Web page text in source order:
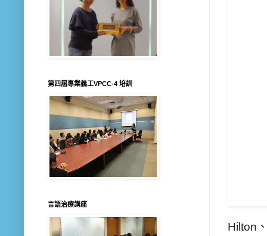
Hilton
第四屆專業義工VPCC-4 培訓
言語治療講座